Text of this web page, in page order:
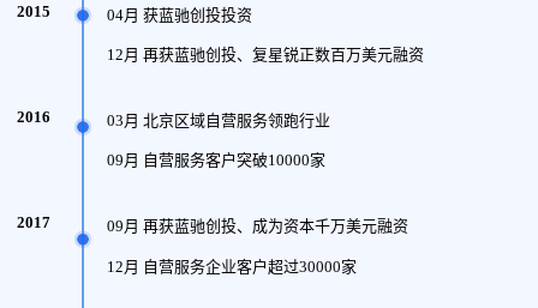
2015 04月 获蓝驰创投投资
12月 再获蓝驰创投、复星锐正数百万美元融资
2016 03月 北京区域自营服务领跑行业
09月 自营服务客户突破10000家
2017 09月 再获蓝驰创投、成为资本千万美元融资
12月 自营服务企业客户超过30000家